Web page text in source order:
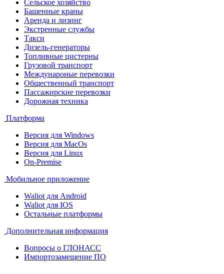
Сельское хозяйство
Башенные краны
Аренда и лизинг
Экстренные службы
Такси
Дизель-генераторы
Топливные цистерны
Грузовой транспорт
Междунароные перевозки
Общественный транспорт
Пассажирские перевозки
Дорожная техника
Платформа
Версия для Windows
Версия для MacOs
Версия для Linux
On-Premise
Мобильное приложение
Waliot для Android
Waliot для IOS
Остальные платформы
Дополнительная информация
Вопросы о ГЛОНАСС
Импортозамещение ПО